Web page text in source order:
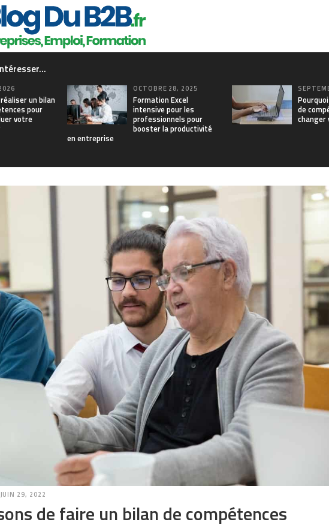
un bilan
pour
votre
OCTOBRE 28, 2025
Formation Excel
intensive pour les
professionnels pour
booster la productivité
en entreprise
de
changer
JUIN 29, 2022
de faire un bilan de compétences